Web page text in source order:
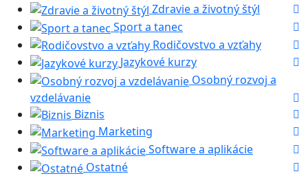
Zdravie a životný štýl
Sport a tanec
Rodičovstvo a vzťahy
Jazykové kurzy
Osobný rozvoj a
vzdelávanie
Biznis
Marketing
Software a aplikácie
Ostatné